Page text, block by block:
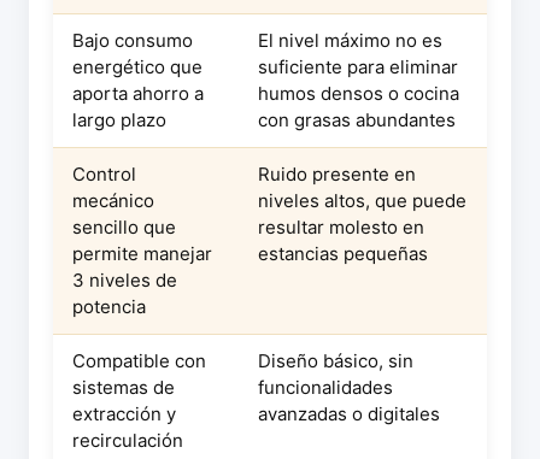
Bajo consumo
energético que
aporta ahorro a
largo plazo
El nivel máximo no es
suficiente para eliminar
humos densos o cocina
con grasas abundantes
Control
mecánico
sencillo que
permite manejar
3 niveles de
potencia
Ruido presente en
niveles altos, que puede
resultar molesto en
estancias pequeñas
Compatible con
sistemas de
extracción y
recirculación
Diseño básico, sin
funcionalidades
avanzadas o digitales